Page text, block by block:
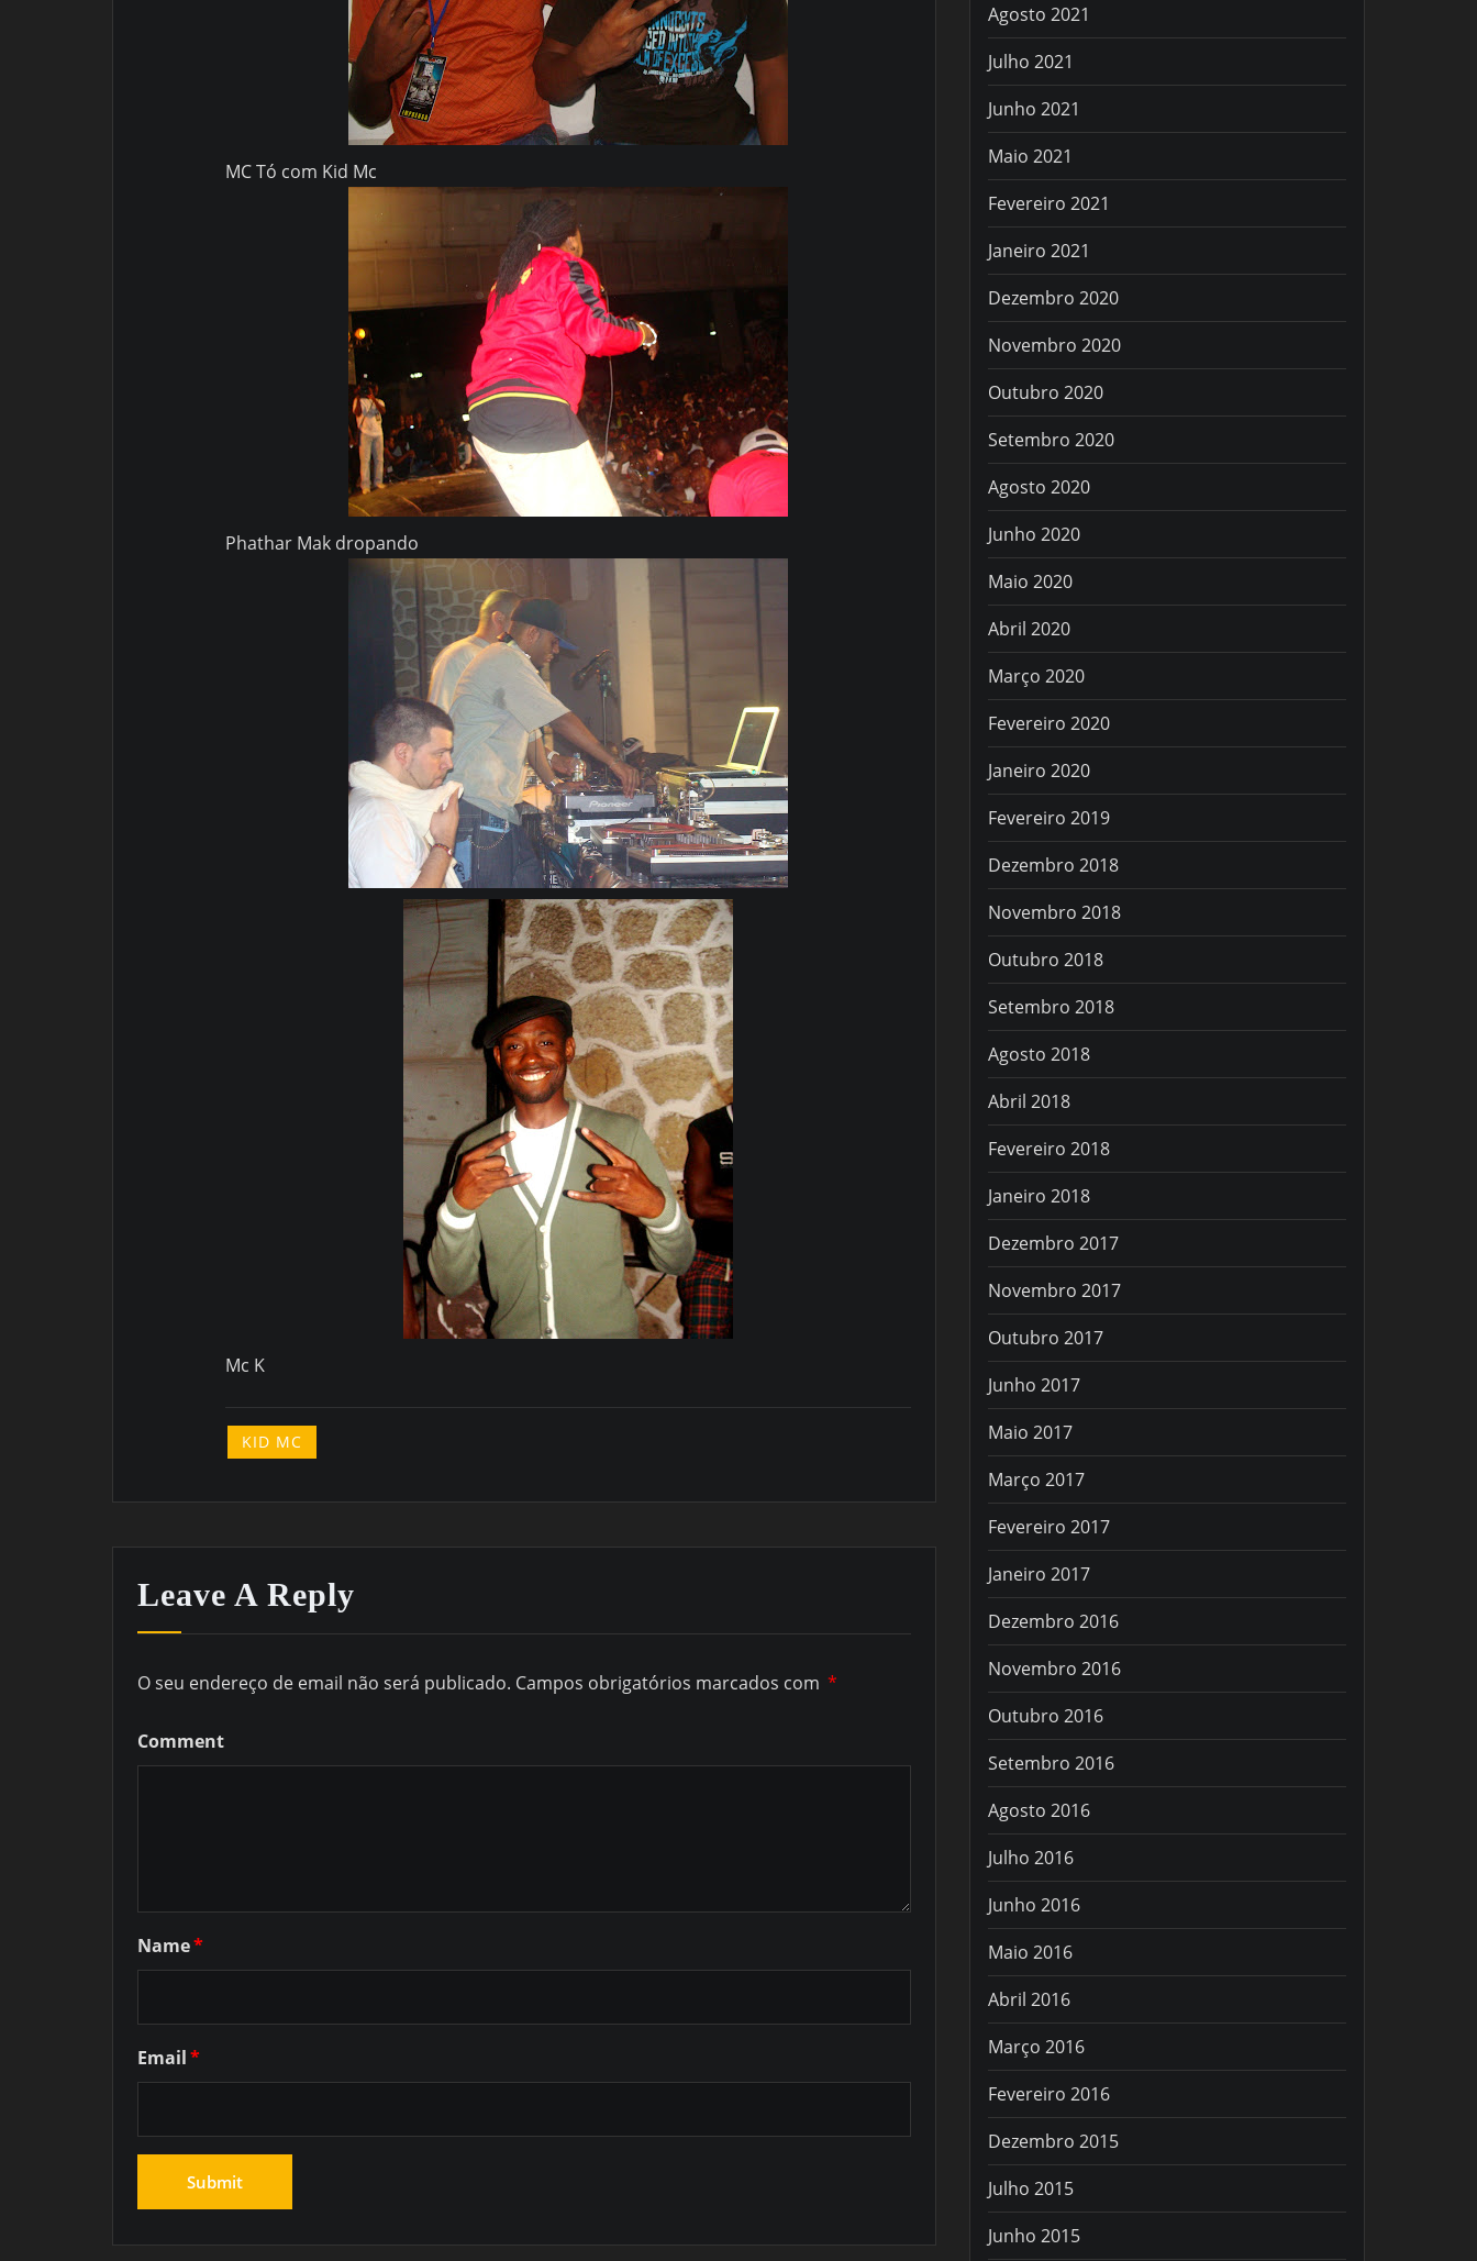
MC Tó com Kid Mc
Phathar Mak dropando
Mc K
KID MC
Leave A Reply
O seu endereço de email não será publicado. Campos obrigatórios marcados com *
Comment
Name*
Email*
Agosto 2021
Julho 2021
Junho 2021
Maio 2021
Fevereiro 2021
Janeiro 2021
Dezembro 2020
Novembro 2020
Outubro 2020
Setembro 2020
Agosto 2020
Junho 2020
Maio 2020
Abril 2020
Março 2020
Fevereiro 2020
Janeiro 2020
Fevereiro 2019
Dezembro 2018
Novembro 2018
Outubro 2018
Setembro 2018
Agosto 2018
Abril 2018
Fevereiro 2018
Janeiro 2018
Dezembro 2017
Novembro 2017
Outubro 2017
Junho 2017
Maio 2017
Março 2017
Fevereiro 2017
Janeiro 2017
Dezembro 2016
Novembro 2016
Outubro 2016
Setembro 2016
Agosto 2016
Julho 2016
Junho 2016
Maio 2016
Abril 2016
Março 2016
Fevereiro 2016
Dezembro 2015
Julho 2015
Junho 2015